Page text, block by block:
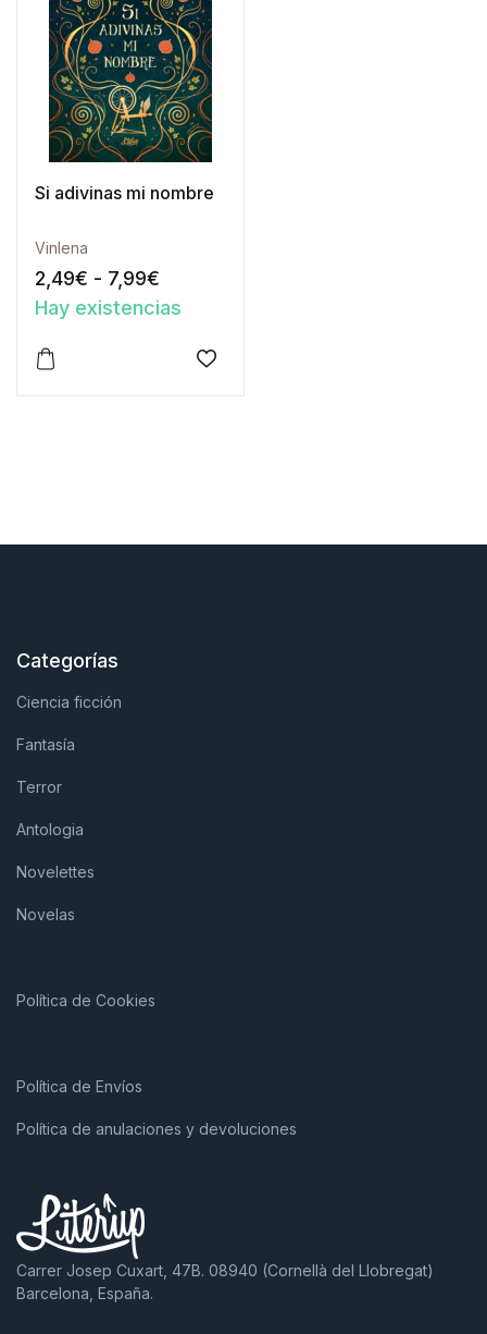
Si adivinas mi nombre
Vinlena
2,49€ - 7,99€
Hay existencias
Este producto tiene múltiples variantes. Las opciones
Añadir a la lista de deseos
Categorías
Ciencia ficción
Fantasía
Terror
Antologia
Novelettes
Novelas
Política de Cookies
Política de Envíos
Política de anulaciones y devoluciones
Carrer Josep Cuxart, 47B. 08940 (Cornellà del Llobregat)
Barcelona, España.